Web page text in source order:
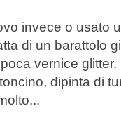
invece o usato
di un barattolo
vernice
dipinta di